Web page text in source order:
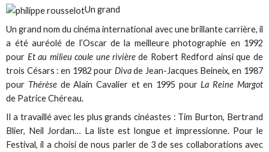
Un grand
Un grand nom du cinéma international avec une brillante carrière, il
a été auréolé de l’Oscar de la meilleure photographie en 1992
pour Et au milieu coule une rivière de Robert Redford ainsi que de
trois Césars : en 1982 pour Divade Jean-Jacques Beineix, en 1987
pour Thérèsede Alain Cavalier et en 1995 pourLa Reine Margot
de Patrice Chéreau.
Il a travaillé avec les plus grands cinéastes : Tim Burton, Bertrand
Blier, Neil Jordan… La liste est longue et impressionne. Pour le
Festival, il a choisi de nous parler de 3 de ses collaborations avec